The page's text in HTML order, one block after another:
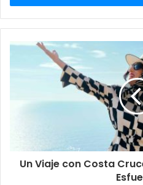
Un Viaje con Costa